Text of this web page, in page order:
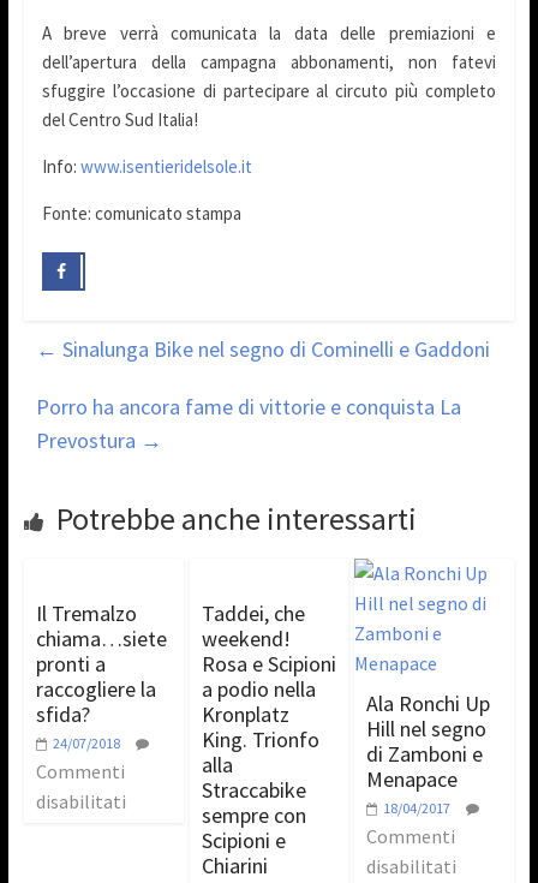
A breve verrà comunicata la data delle premiazioni e
dell’apertura della campagna abbonamenti, non fatevi
sfuggire l’occasione di partecipare al circuto più completo
del Centro Sud Italia!
Info: www.isentieridelsole.it
Fonte: comunicato stampa
← Sinalunga Bike nel segno di Cominelli e Gaddoni
Porro ha ancora fame di vittorie e conquista La
Prevostura →
Potrebbe anche interessarti
Il Tremalzo
chiama…siete
pronti a
raccogliere la
sfida?
24/07/2018
Commenti
disabilitati
Taddei, che
weekend!
Rosa e Scipioni
a podio nella
Kronplatz
King. Trionfo
alla
Straccabike
sempre con
Scipioni e
Chiarini
Ala Ronchi Up
Hill nel segno
di Zamboni e
Menapace
18/04/2017
Commenti
disabilitati